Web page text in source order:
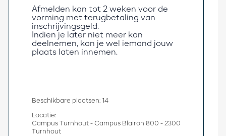
Afmelden kan tot 2 weken voor de
vorming met terugbetaling van
inschrijvingsgeld.
Indien je later niet meer kan
deelnemen, kan je wel iemand jouw
plaats laten innemen.
Beschikbare plaatsen: 14
Locatie:
Campus Turnhout - Campus Blairon 800 - 2300
Turnhout